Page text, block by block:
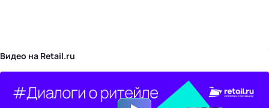
Видео на Retail.ru